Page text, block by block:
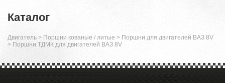
Каталог
Двигатель > Поршни кованые / литые > Поршни для двигателей ВАЗ 8V
> Поршни ТДМК для двигателей ВАЗ 8V